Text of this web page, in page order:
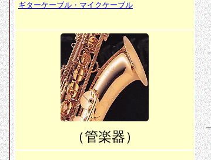
ギターケーブル・マイクケーブル
（管楽器）